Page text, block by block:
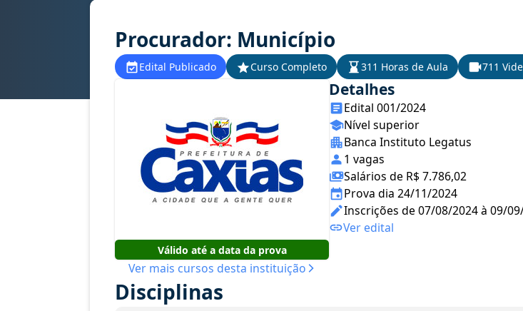
Procurador: Município
Edital Publicado Curso Completo 311 Horas de Aula 711
Válido até a data da prova
Ver mais cursos desta instituição
Detalhes
Edital 001/2024
Nível superior
Banca Instituto Legatus
1 vagas
Salários de R$ 7.786,02
Prova dia 24/11/2024
Inscrições de 07/08/2024 à 09/
Ver edital
Disciplinas